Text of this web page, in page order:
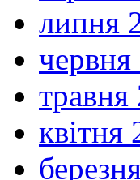
липня
квітня